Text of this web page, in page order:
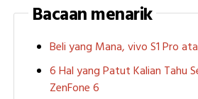
Bacaan menarik
Beli yang Mana, vivo S1 Pro
6 Hal yang Patut Kalian Tahu
ZenFone 6